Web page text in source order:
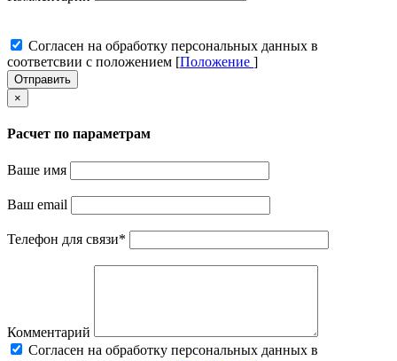
Cогласен на обработку персональных данных в
соответсвии с положением [Положение ]
Отправить
×
Расчет по параметрам
Ваше имя
Ваш email
Телефон для связи*
Комментарий
Cогласен на обработку персональных данных в